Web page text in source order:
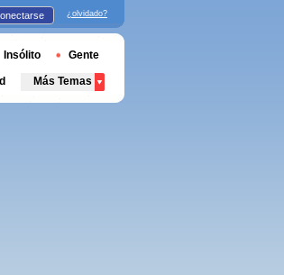
¿olvidado?
Insólito Gente
Más Temas